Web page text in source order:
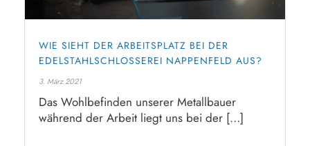
WIE SIEHT DER ARBEITSPLATZ BEI DER
EDELSTAHLSCHLOSSEREI NAPPENFELD AUS?
3. März 2021
Das Wohlbefinden unserer Metallbauer
während der Arbeit liegt uns bei der […]